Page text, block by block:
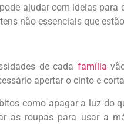
ajudar com ideias
não essenciais que
de cada família
apertar o cinto e
como apagar a luz do
as roupas para usar a